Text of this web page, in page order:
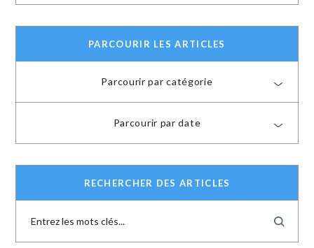
PARCOURIR LES ARTICLES
Parcourir par catégorie
Parcourir par date
RECHERCHER DES ARTICLES